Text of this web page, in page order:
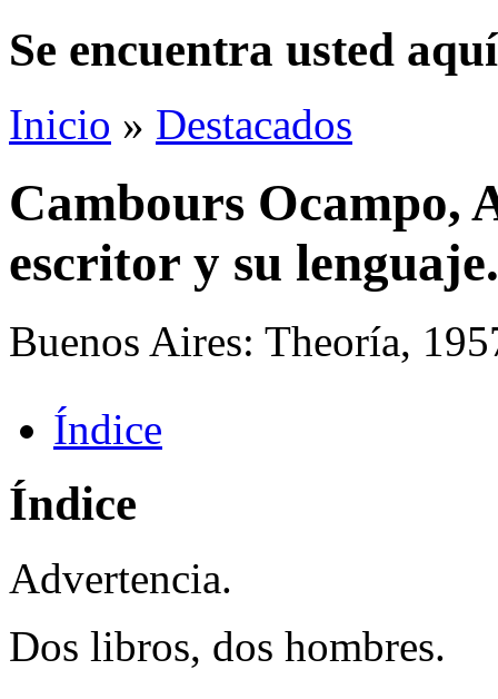
Se encuentra usted aquí
Inicio » Destacados
Cambours Ocampo,
escritor y su lenguaje.
Buenos Aires: Theoría,
Índice
Índice
Advertencia.
Dos libros, dos hombres.